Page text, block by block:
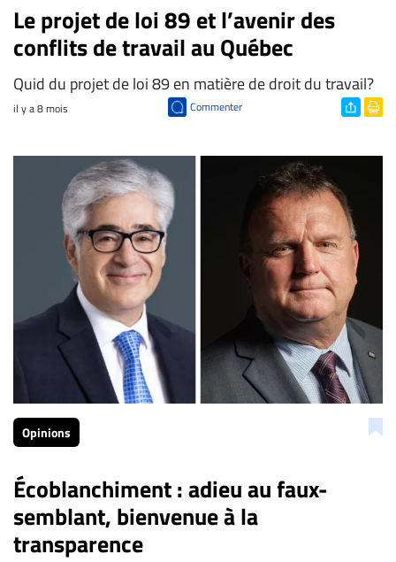
Le projet de loi 89 et l’avenir des
conflits de travail au Québec
Quid du projet de loi 89 en matière de droit du travail?
il y a 8 mois Commenter
Opinions
Écoblanchiment : adieu au faux-
semblant, bienvenue à la
transparence